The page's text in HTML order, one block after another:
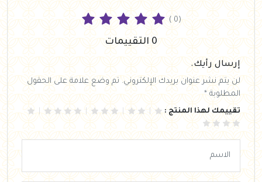
( 0)
0 التقييمات
إرسال رأيك.
لن يتم نشر عنوان بريدك الإلكتروني. تم وضع علامة على الحقول
المطلوبة *
تقييمك لهذا المنتج :